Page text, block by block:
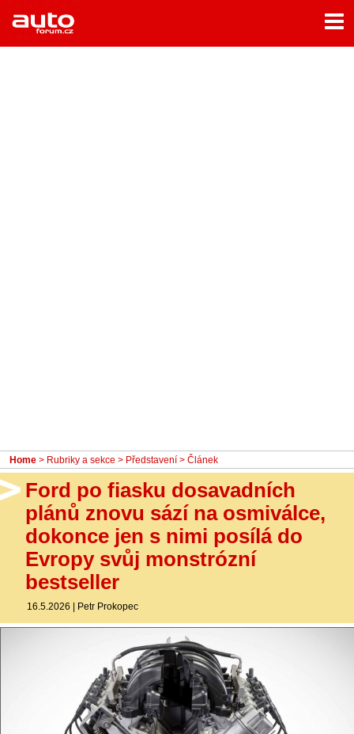
Home
Rubriky
Home > Rubriky a sekce > Představení > Článek
Ford po fiasku dosavadních
plánů znovu sází na osmiválce,
dokonce jen s nimi posílá do
Evropy svůj monstrózní
bestseller
16.5.2026 | Petr Prokopec